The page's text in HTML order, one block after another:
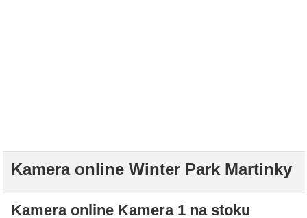
Kamera online Winter Park Martinky
Kamera online Kamera 1 na stoku